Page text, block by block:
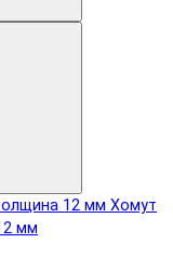
Хомут
мм